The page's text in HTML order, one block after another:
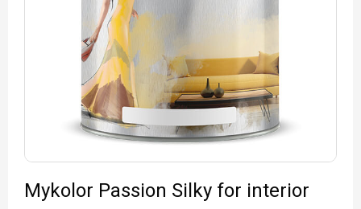
Mykolor Passion Silky for interior